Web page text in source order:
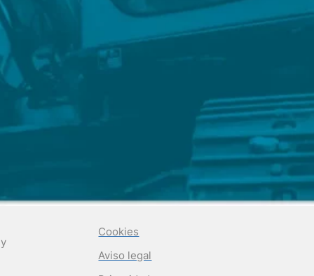
Cookies
Aviso legal